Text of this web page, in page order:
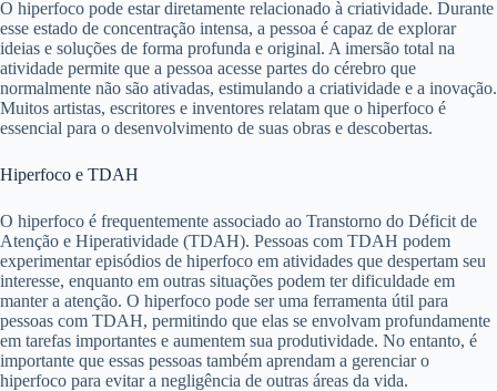
O hiperfoco pode estar diretamente relacionado à criatividade. Durante
esse estado de concentração intensa, a pessoa é capaz de explorar
ideias e soluções de forma profunda e original. A imersão total na
atividade permite que a pessoa acesse partes do cérebro que
normalmente não são ativadas, estimulando a criatividade e a inovação.
Muitos artistas, escritores e inventores relatam que o hiperfoco é
essencial para o desenvolvimento de suas obras e descobertas.
Hiperfoco e TDAH
O hiperfoco é frequentemente associado ao Transtorno do Déficit de
Atenção e Hiperatividade (TDAH). Pessoas com TDAH podem
experimentar episódios de hiperfoco em atividades que despertam seu
interesse, enquanto em outras situações podem ter dificuldade em
manter a atenção. O hiperfoco pode ser uma ferramenta útil para
pessoas com TDAH, permitindo que elas se envolvam profundamente
em tarefas importantes e aumentem sua produtividade. No entanto, é
importante que essas pessoas também aprendam a gerenciar o
hiperfoco para evitar a negligência de outras áreas da vida.